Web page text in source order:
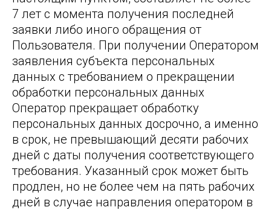
7 лет с момента получения последней
заявки либо иного обращения от
Пользователя. При получении Оператором
заявления субъекта персональных
данных с требованием о прекращении
обработки персональных данных
Оператор прекращает обработку
персональных данных досрочно, а именно
в срок, не превышающий десяти рабочих
дней с даты получения соответствующего
требования. Указанный срок может быть
продлен, но не более чем на пять рабочих
дней в случае направления оператором в